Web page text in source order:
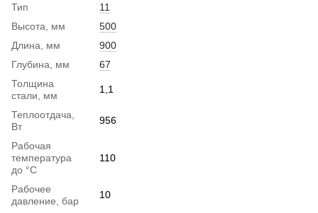
Тип
11
Высота, мм
500
Длина, мм
900
Глубина, мм
67
Толщина
стали, мм
1,1
Теплоотдача,
Вт
956
Рабочая
температура
до °С
110
Рабочее
давление, бар
10